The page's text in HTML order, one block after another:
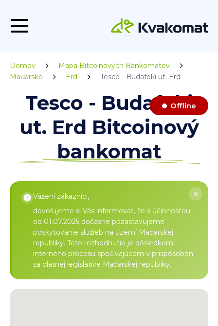
Domov
Mapa Bitcoinových Bankomatov
Maďarsko
Erd Tesco - Budafoki ut. Erd
Tesco - Budafoki
ut. Erd Bitcoinový
bankomat
Offline
Vážení zákazníci,
dovoľujeme si Vás informovať, že s účinnosťou
od 01.07.2025 dočasne pozastavujeme
poskytovanie služieb na území Maďarskej
republiky. Toto rozhodnutie je dôsledkom
interného procesu spočívajúcom v prispôsobení
sa platnej legislatíve Maďarskej republiky.